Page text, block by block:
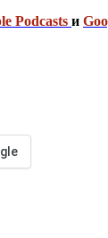
Podcasts и